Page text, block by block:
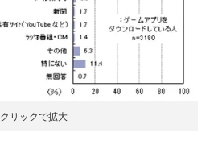
クリックで拡大